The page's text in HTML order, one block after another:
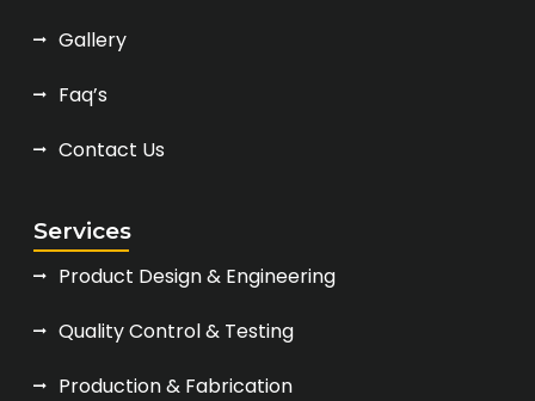
Gallery
Faq’s
Contact Us
Services
Product Design & Engineering
Quality Control & Testing
Production & Fabrication